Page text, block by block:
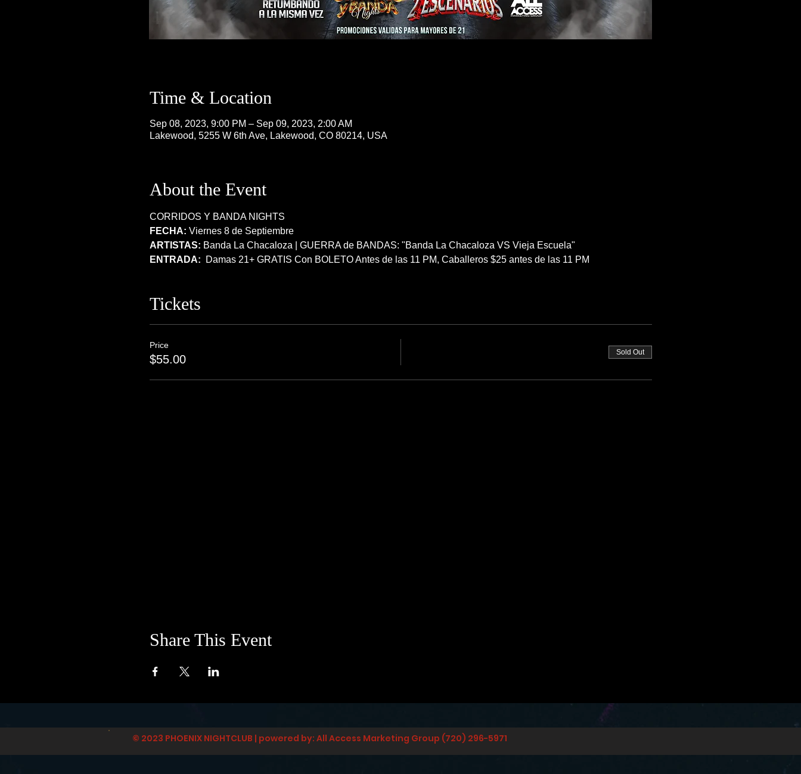
Time & Location
Sep 08, 2023, 9:00 PM – Sep 09, 2023, 2:00 AM
Lakewood, 5255 W 6th Ave, Lakewood, CO 80214, USA
About the Event
CORRIDOS Y BANDA NIGHTS
FECHA: Viernes 8 de Septiembre
ARTISTAS: Banda La Chacaloza | GUERRA de BANDAS: "Banda La Chacaloza VS Vieja Escuela"
ENTRADA:
Damas 21+ GRATIS Con BOLETO Antes de las 11 PM, Caballeros $25 antes de las 11 PM
Tickets
Price
$55.00
Sold Out
Share This Event
© 2023 PHOENIX NIGHTCLUB | powered by: All Access Marketing Group (720) 296-5971